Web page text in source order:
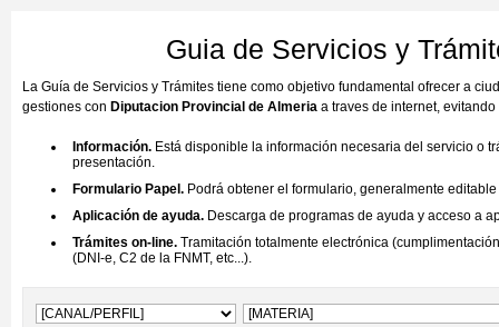
Guia de Servicios y
La Guía de Servicios y Trámites tiene como objetivo fundamental ofrecer a
gestiones con Diputacion Provincial de Almeria a traves de internet,
Información. Está disponible la información necesaria del servicio o
presentación.
Formulario Papel. Podrá obtener el formulario, generalmente
Aplicación de ayuda. Descarga de programas de ayuda y acceso a
Trámites on-line. Tramitación totalmente electrónica
(DNI-e, C2 de la FNMT, etc...).